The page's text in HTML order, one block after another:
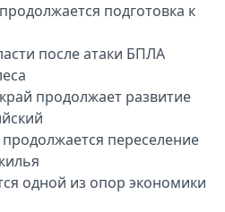
подготовка к
после атаки БПЛА
продолжает развитие
переселение
одной из опор экономики